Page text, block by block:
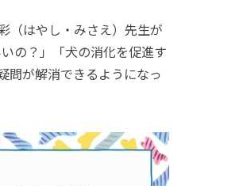
（はやし・みさえ）先生が
の？」「犬の消化を促進す
問が解消できるようになっ